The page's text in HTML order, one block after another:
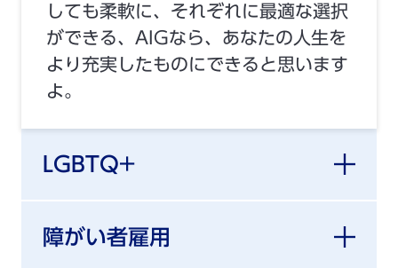
しても柔軟に、それぞれに最適な選択
ができる、AIGなら、あなたの人生を
より充実したものにできると思います
よ。
LGBTQ+
障がい者雇用